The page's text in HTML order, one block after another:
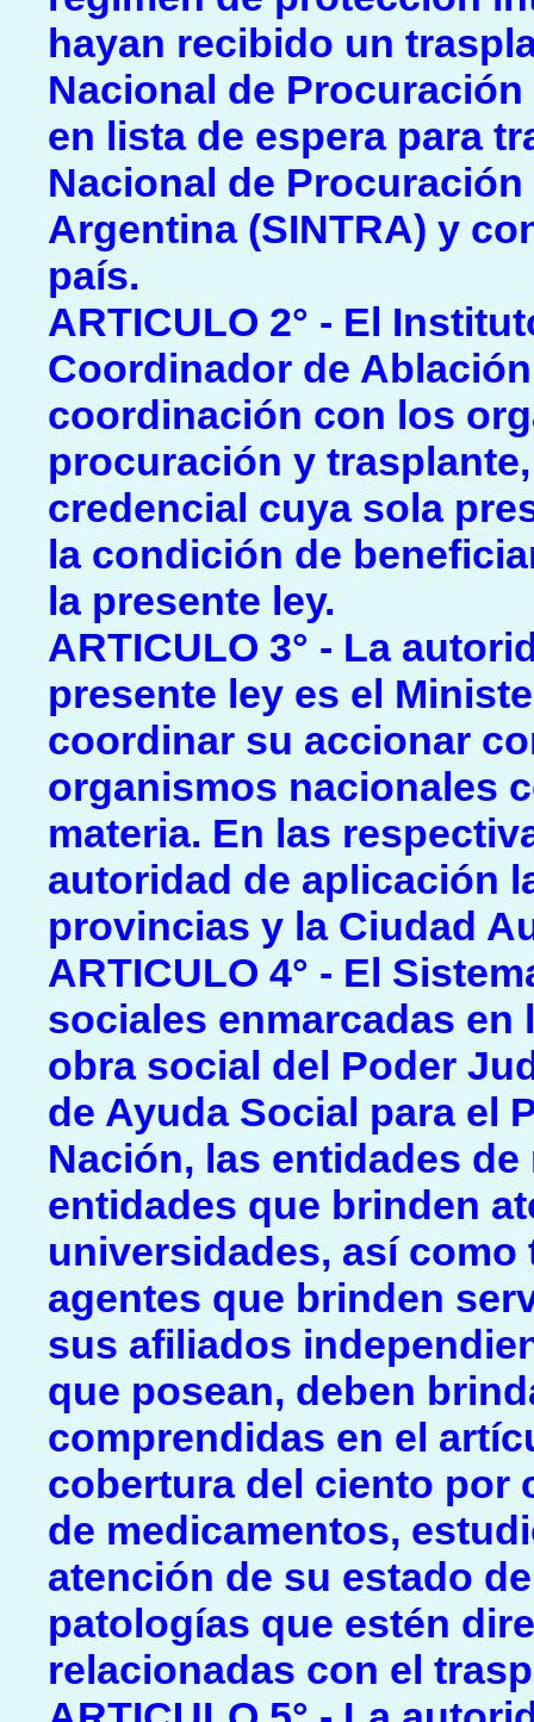
hayan recibido un
Nacional de
en lista de espera para
Nacional de
Argentina (SINTRA) y
país.
ARTICULO 2° - El
Coordinador de
coordinación con los
procuración y
credencial cuya sola
la condición de
la presente ley.
ARTICULO 3° - La
presente ley es el
coordinar su accionar
organismos nacionales
materia. En las
autoridad de aplicación
provincias y la Ciudad
ARTICULO 4° - El
sociales enmarcadas en
obra social del Poder
de Ayuda Social para el
Nación, las entidades
entidades que brinden
universidades, así
agentes que brinden
sus afiliados
que posean, deben
comprendidas en el
cobertura del ciento por
de medicamentos,
atención de su estado
patologías que estén
relacionadas con el